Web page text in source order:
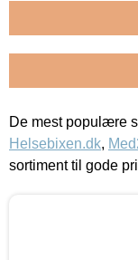
De mest populære
Helsebixen.dk,
sortiment til gode